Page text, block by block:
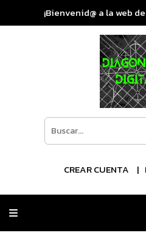
¡Bienvenid@ a la web
CREAR CUENTA